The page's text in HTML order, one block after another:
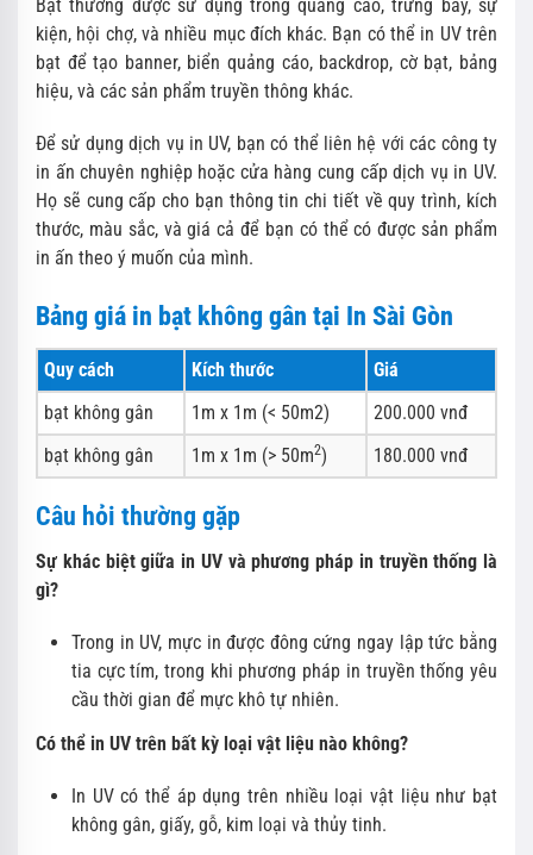
Bạt thường được sử dụng trong quảng cáo, trưng bày, sự
kiện, hội chợ, và nhiều mục đích khác. Bạn có thể in UV trên
bạt để tạo banner, biển quảng cáo, backdrop, cờ bạt, bảng
hiệu, và các sản phẩm truyền thông khác.
Để sử dụng dịch vụ in UV, bạn có thể liên hệ với các công ty
in ấn chuyên nghiệp hoặc cửa hàng cung cấp dịch vụ in UV.
Họ sẽ cung cấp cho bạn thông tin chi tiết về quy trình, kích
thước, màu sắc, và giá cả để bạn có thể có được sản phẩm
in ấn theo ý muốn của mình.
Bảng giá in bạt không gân tại In Sài Gòn
Quy cách Kích thước
Giá
bạt không gân
1m x 1m (< 50m2)
200.000 vnđ
bạt không gân
1m x 1m (> 50m2) 180.000 vnđ
Câu hỏi thường gặp
Sự khác biệt giữa in UV và phương pháp in truyền thống là
gì?
Trong in UV, mực in được đông cứng ngay lập tức bằng
tia cực tím, trong khi phương pháp in truyền thống yêu
cầu thời gian để mực khô tự nhiên.
Có thể in UV trên bất kỳ loại vật liệu nào không?
In UV có thể áp dụng trên nhiều loại vật liệu như bạt
không gân, giấy, gỗ, kim loại và thủy tinh.